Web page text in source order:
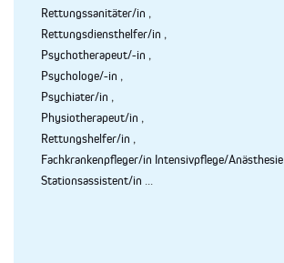
Rettungssanitäter/in ,
Rettungsdiensthelfer/in ,
Psychotherapeut/-in ,
Psychologe/-in ,
Psychiater/in ,
Physiotherapeut/in ,
Rettungshelfer/in ,
Fachkrankenpfleger/in Intensivpflege/Anästhesie
Stationsassistent/in